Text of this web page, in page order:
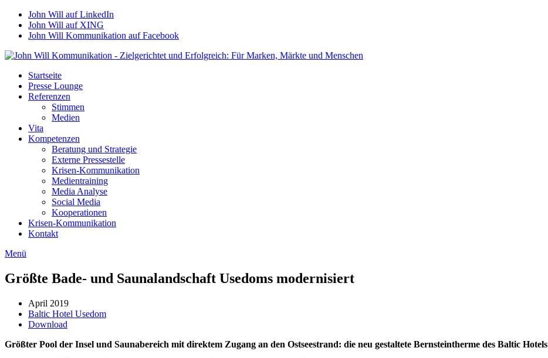
John Will auf LinkedIn
John Will auf XING
John Will Kommunikation auf Facebook
Startseite
Presse Lounge
Referenzen
Stimmen
Medien
Vita
Kompetenzen
Beratung und Strategie
Externe Pressestelle
Krisen-Kommunikation
Medientraining
Media Analyse
Social Media
Kooperationen
Krisen-Kommunikation
Kontakt
Menü
Größte Bade- und Saunalandschaft Usedoms modernisiert
April 2019
Baltic Hotel Usedom
Download
Größter Pool der Insel und Saunabereich mit direktem Zugang an den Ostseestrand: die neu gestaltete Bernsteintherme des Baltic Hotels